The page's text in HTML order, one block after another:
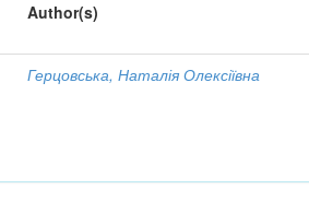
Author(s)
Герцовська, Наталія Олексіївна